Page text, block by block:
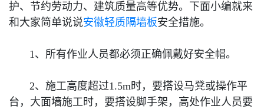
护、节约劳动力、建筑质量高等优势。下面小编就来
和大家简单说说安徽轻质隔墙板安全措施。
1、所有作业人员都必须正确佩戴好安全帽。
2、施工高度超过1.5m时，要搭设马凳或操作平
台，大面墙施工时，要搭设脚手架，高处作业人员要